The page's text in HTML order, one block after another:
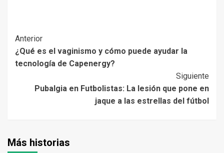
Anterior
¿Qué es el vaginismo y cómo puede ayudar la
tecnología de Capenergy?
Siguiente
Pubalgia en Futbolistas: La lesión que pone en
jaque a las estrellas del fútbol
Más historias